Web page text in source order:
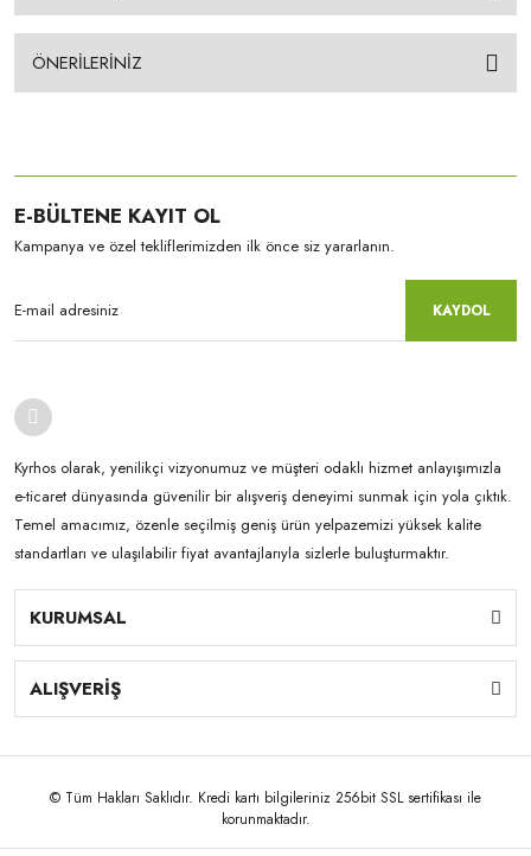
ÖNERİLERİNİZ
E-BÜLTENE KAYIT OL
Kampanya ve özel tekliflerimizden ilk önce siz yararlanın.
KAYDOL
Kyrhos olarak, yenilikçi vizyonumuz ve müşteri odaklı hizmet anlayışımızla
e-ticaret dünyasında güvenilir bir alışveriş deneyimi sunmak için yola çıktık.
Temel amacımız, özenle seçilmiş geniş ürün yelpazemizi yüksek kalite
standartları ve ulaşılabilir fiyat avantajlarıyla sizlerle buluşturmaktır.
KURUMSAL
ALIŞVERİŞ
© Tüm Hakları Saklıdır. Kredi kartı bilgileriniz 256bit SSL sertifikası ile
korunmaktadır.